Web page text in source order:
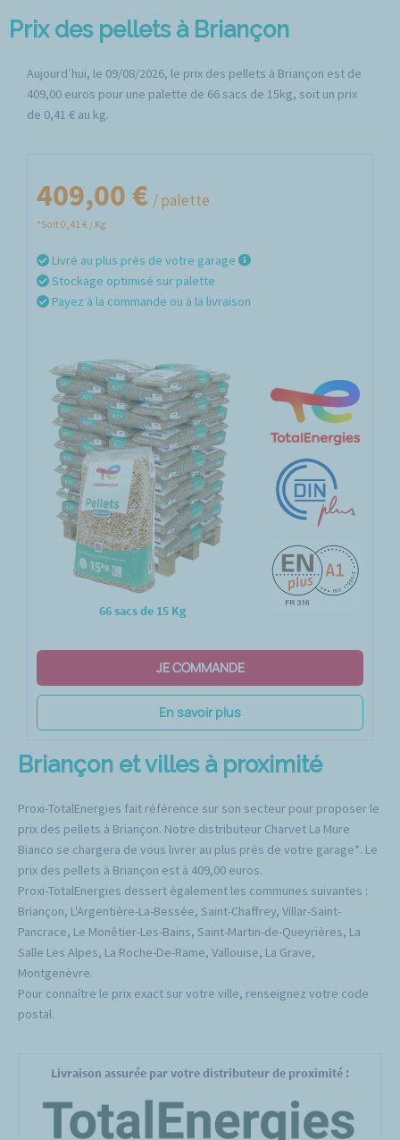
Prix des pellets à Briançon
Aujourd’hui, le 09/08/2026, le prix des pellets à Briançon est de
409,00 euros pour une palette de 66 sacs de 15kg, soit un prix
de 0,41 € au kg.
66 sacs de 15 Kg
409,00 € / palette
*Soit 0,41 € / Kg
Livré au plus près de votre garage
Stockage optimisé sur palette
Payez à la commande ou à la livraison
JE COMMANDE
En savoir plus
Briançon et villes à proximité
Proxi-TotalEnergies fait référence sur son secteur pour proposer le
prix des pellets à Briançon. Notre distributeur Charvet La Mure
Bianco se chargera de vous livrer au plus près de votre garage*. Le
prix des pellets à Briançon est à 409,00 euros.
Proxi-TotalEnergies dessert également les communes suivantes :
Briançon, L'Argentière-La-Bessée, Saint-Chaffrey, Villar-Saint-
Pancrace, Le Monêtier-Les-Bains, Saint-Martin-de-Queyrières, La
Salle Les Alpes, La Roche-De-Rame, Vallouise, La Grave,
Montgenèvre.
Pour connaître le prix exact sur votre ville, renseignez votre code
postal.
Livraison assurée par votre distributeur de proximité :